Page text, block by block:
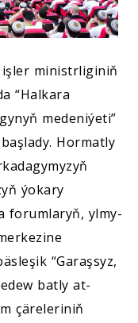
ministrliginiň
“Halkara
medeniýeti”
Hormatly
ýokary
forumlaryň, ylmy-
“Garaşsyz,
batly at-
çäreleriniň